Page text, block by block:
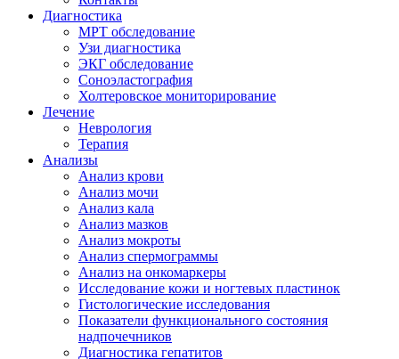
Диагностика
МРТ обследование
Узи диагностика
ЭКГ обследование
Соноэластография
Холтеровское мониторирование
Лечение
Неврология
Терапия
Анализы
Анализ крови
Анализ мочи
Анализ кала
Анализ мазков
Анализ мокроты
Анализ спермограммы
Анализ на онкомаркеры
Исследование кожи и ногтевых пластинок
Гистологические исследования
Показатели функционального состояния
надпочечников
Диагностика гепатитов